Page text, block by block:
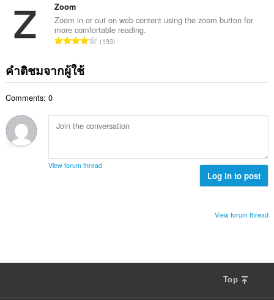
:ทั้
ง
ห
น
ร
ว
ง
ด
น
ค
ะ
น
ม
ทั้
ม
Zoom
Zoom in or out on web content using the zoom button for
more comfortable reading.
จำ
แ
น
ว
193
คำติชมจากผู้ใช้
Comments: 0
View forum thread
Log in to post
View forum thread
Top